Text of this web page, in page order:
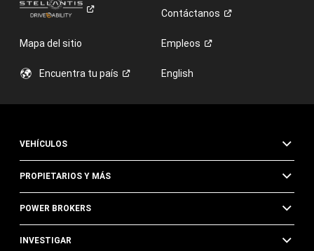
Contáctanos
Mapa del sitio Empleos
Encuentra tu país English
VEHÍCULOS
PROPIETARIOS Y MÁS
POWER BROKERS
INVESTIGAR